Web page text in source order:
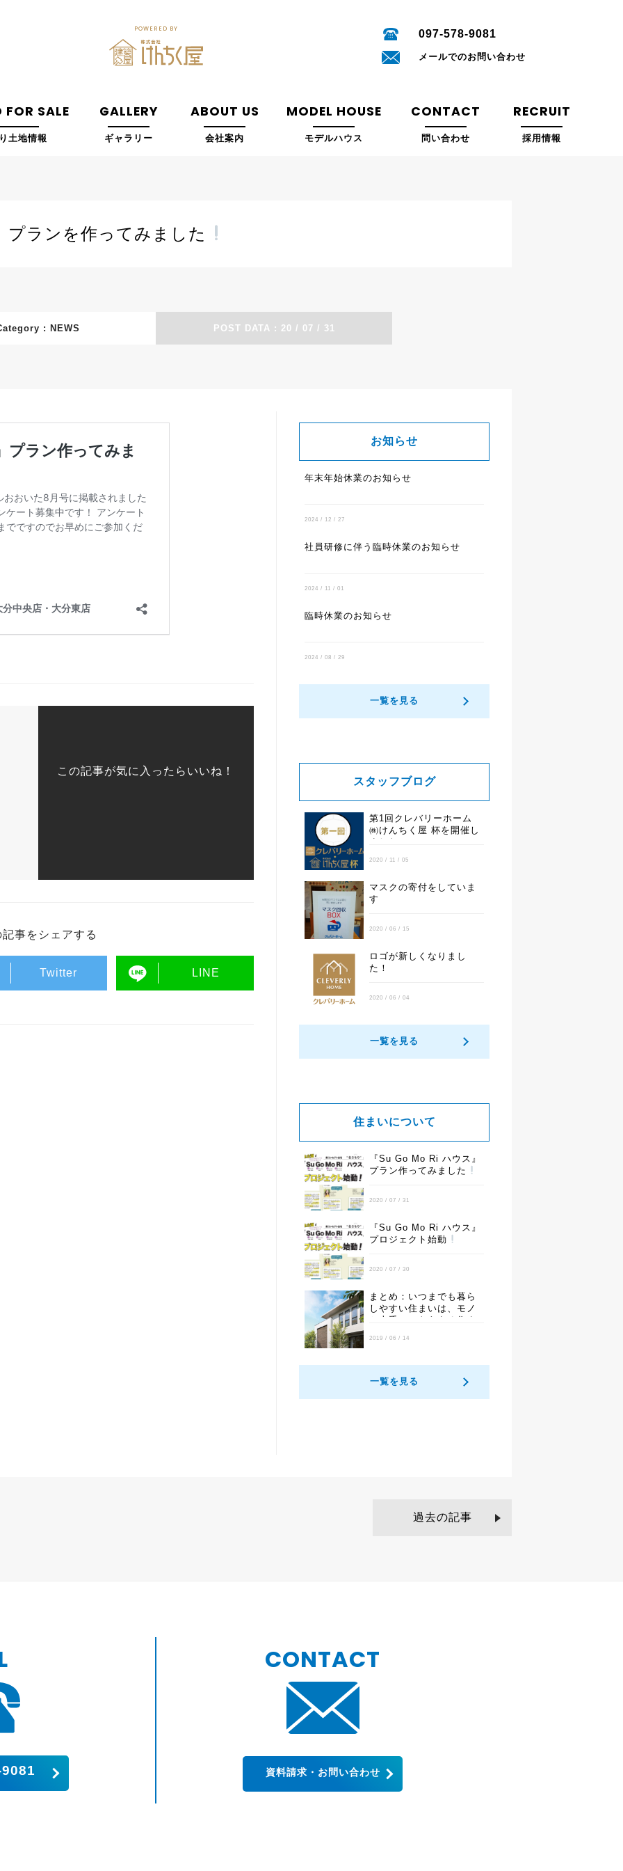
POWERED BY 097-578-9081
メールでのお問い合わせ
FOR SALE
土地情報
GALLERY
ギャラリー
ABOUT US
会社案内
MODEL HOUSE
モデルハウス
CONTACT
問い合わせ
RECRUIT
採用情報
ランを作ってみました
: POST DATA : 20 / 07 / 31
この記事が気に入ったらいいね！
事をシェアする
Twitter LINE
お知らせ
年末年始休業のお知らせ
2024 / 12 / 27
社員研修に伴う臨時休業のお知らせ
2024 / 11 / 01
臨時休業のお知らせ
2024 / 08 / 29
一覧を見る
スタッフブログ
第1回クレバリーホーム
㈱けんちく屋 杯を開催し
ました
2020 / 11 / 05
マスクの寄付をしていま
す
2020 / 06 / 15
ロゴが新しくなりまし
た！
2020 / 06 / 04
一覧を見る
住まいについて
『Su Go Mo Ri ハウス』
プラン作ってみました
2020 / 07 / 31
『Su Go Mo Ri ハウス』
プロジェクト始動
2020 / 07 / 30
まとめ：いつまでも暮ら
しやすい住まいは、モノ
と上手につきあえる住ま
2019 / 06 / 14
一覧を見る
過去の記事
CONTACT
資料請求・お問い合わせ